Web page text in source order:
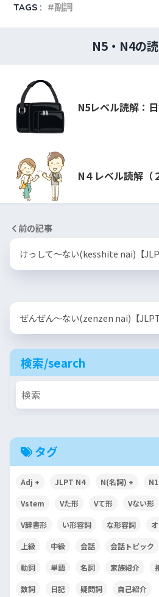
TAGS :
副詞
N5・N4の
N5レベル読解：
N４レベル読解（
前の記事
けっして〜ない(kesshite nai)【
ぜんぜん〜ない(zenzen nai)【
検索/search
タグ
Adj + JLPT N4 N(名詞) + N1
Vstem Vた形 Vて形 Vない形
V辞書形 い形容詞 な形容詞
上級 中級 会話 会話トピック
動詞 単語 名詞 家族紹介
数詞 日記 疑問詞 自己紹介